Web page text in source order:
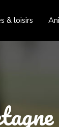
& loisirs